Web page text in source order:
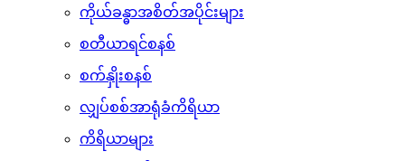
ကိုယ်ခန္ဓာအစိတ်အပိုင်းများ
စတီယာရင်စနစ်
စက်နှိုးစနစ်
လျှပ်စစ်အာရုံခံကိရိယာ
ကိရိယာများ